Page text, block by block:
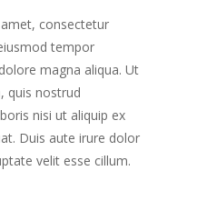
consectetur
tempor
magna aliqua. Ut
quis nostrud
nisi ut aliquip ex
Duis aute irure dolor
velit esse cillum.